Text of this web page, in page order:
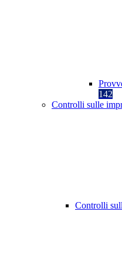
142
Controlli sulle
Controlli